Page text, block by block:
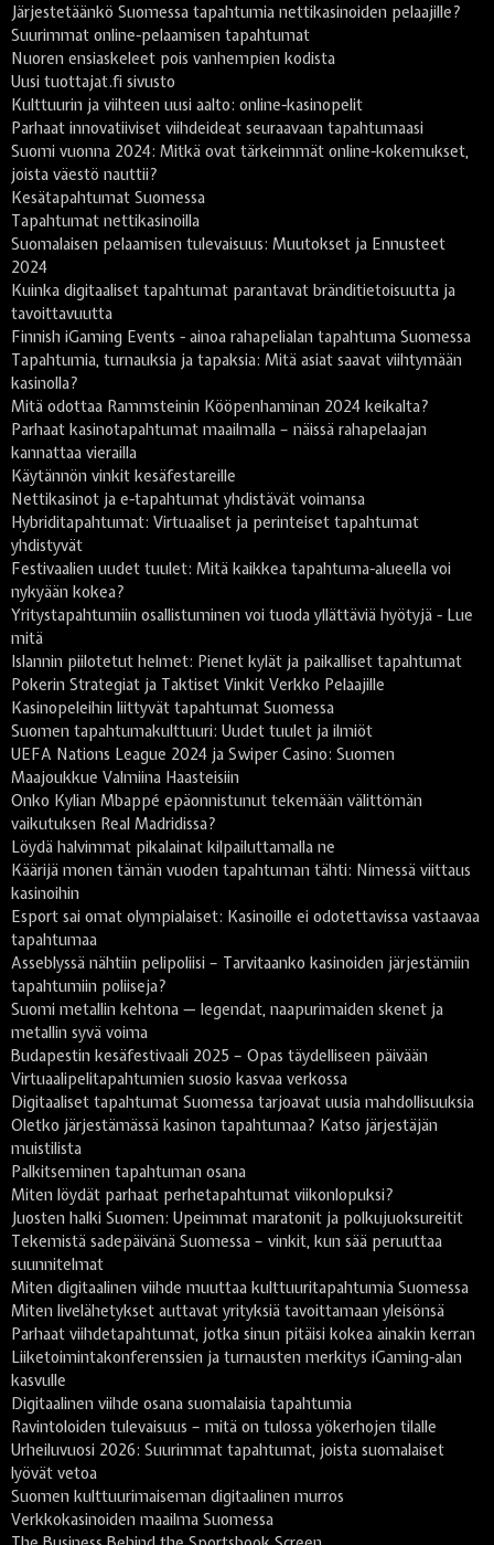
Järjestetäänkö Suomessa tapahtumia nettikasinoiden pelaajille?
Suurimmat online-pelaamisen tapahtumat
Nuoren ensiaskeleet pois vanhempien kodista
Uusi tuottajat.fi sivusto
Kulttuurin ja viihteen uusi aalto: online-kasinopelit
Parhaat innovatiiviset viihdeideat seuraavaan tapahtumaasi
Suomi vuonna 2024: Mitkä ovat tärkeimmät online-kokemukset,
joista väestö nauttii?
Kesätapahtumat Suomessa
Tapahtumat nettikasinoilla
Suomalaisen pelaamisen tulevaisuus: Muutokset ja Ennusteet
2024
Kuinka digitaaliset tapahtumat parantavat bränditietoisuutta ja
tavoittavuutta
Finnish iGaming Events - ainoa rahapelialan tapahtuma Suomessa
Tapahtumia, turnauksia ja tapaksia: Mitä asiat saavat viihtymään
kasinolla?
Mitä odottaa Rammsteinin Kööpenhaminan 2024 keikalta?
Parhaat kasinotapahtumat maailmalla – näissä rahapelaajan
kannattaa vierailla
Käytännön vinkit kesäfestareille
Nettikasinot ja e-tapahtumat yhdistävät voimansa
Hybriditapahtumat: Virtuaaliset ja perinteiset tapahtumat
yhdistyvät
Festivaalien uudet tuulet: Mitä kaikkea tapahtuma-alueella voi
nykyään kokea?
Yritystapahtumiin osallistuminen voi tuoda yllättäviä hyötyjä - Lue
mitä
Islannin piilotetut helmet: Pienet kylät ja paikalliset tapahtumat
Pokerin Strategiat ja Taktiset Vinkit Verkko Pelaajille
Kasinopeleihin liittyvät tapahtumat Suomessa
Suomen tapahtumakulttuuri: Uudet tuulet ja ilmiöt
UEFA Nations League 2024 ja Swiper Casino: Suomen
Maajoukkue Valmiina Haasteisiin
Onko Kylian Mbappé epäonnistunut tekemään välittömän
vaikutuksen Real Madridissa?
Löydä halvimmat pikalainat kilpailuttamalla ne
Käärijä monen tämän vuoden tapahtuman tähti: Nimessä viittaus
kasinoihin
Esport sai omat olympialaiset: Kasinoille ei odotettavissa vastaavaa
tapahtumaa
Asseblyssä nähtiin pelipoliisi – Tarvitaanko kasinoiden järjestämiin
tapahtumiin poliiseja?
Suomi metallin kehtona — legendat, naapurimaiden skenet ja
metallin syvä voima
Budapestin kesäfestivaali 2025 – Opas täydelliseen päivään
Virtuaalipelitapahtumien suosio kasvaa verkossa
Digitaaliset tapahtumat Suomessa tarjoavat uusia mahdollisuuksia
Oletko järjestämässä kasinon tapahtumaa? Katso järjestäjän
muistilista
Palkitseminen tapahtuman osana
Miten löydät parhaat perhetapahtumat viikonlopuksi?
Juosten halki Suomen: Upeimmat maratonit ja polkujuoksureitit
Tekemistä sadepäivänä Suomessa – vinkit, kun sää peruuttaa
suunnitelmat
Miten digitaalinen viihde muuttaa kulttuuritapahtumia Suomessa
Miten livelähetykset auttavat yrityksiä tavoittamaan yleisönsä
Parhaat viihdetapahtumat, jotka sinun pitäisi kokea ainakin kerran
Liiketoimintakonferenssien ja turnausten merkitys iGaming-alan
kasvulle
Digitaalinen viihde osana suomalaisia tapahtumia
Ravintoloiden tulevaisuus – mitä on tulossa yökerhojen tilalle
Urheiluvuosi 2026: Suurimmat tapahtumat, joista suomalaiset
lyövät vetoa
Suomen kulttuurimaiseman digitaalinen murros
Verkkokasinoiden maailma Suomessa